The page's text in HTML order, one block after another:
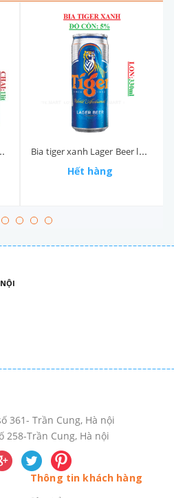
4.5% lon 1 lít Bia tiger xanh Lager Beer lon 330ml
Hết hàng
361- Trần Cung, Hà nội
258-Trần Cung, Hà nội
Thông tin khách hàng